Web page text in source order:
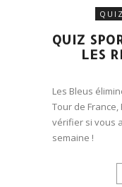
QUIZ
LES
Les Bleus
Tour de
vérifier si vous
semaine !